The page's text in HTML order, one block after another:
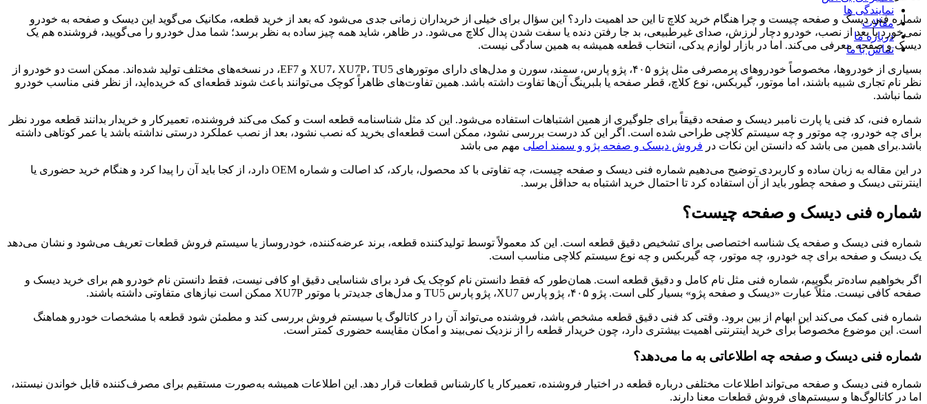
نمایندگی ها
مقالات
درباره ما
تماس با ما
شماره فنی دیسک و صفحه چیست و چرا هنگام خرید کلاچ تا این حد اهمیت دارد؟ این سؤال برای خیلی از خریداران زمانی جدی می‌شود که بعد از خرید قطعه، مکانیک می‌گوید این دیسک و صفحه به خودرو
نمی‌خورد یا بعد از نصب، خودرو دچار لرزش، صدای غیرطبیعی، بد جا رفتن دنده یا سفت شدن پدال کلاچ می‌شود. در ظاهر، شاید همه چیز ساده به نظر برسد؛ شما مدل خودرو را می‌گویید، فروشنده هم یک
دیسک و صفحه معرفی می‌کند. اما در بازار لوازم یدکی، انتخاب قطعه همیشه به همین سادگی نیست.
بسیاری از خودروها، مخصوصاً خودروهای پرمصرفی مثل پژو ۴۰۵، پژو پارس، سمند، سورن و مدل‌های دارای موتورهای XU7، XU7P، TU5 و EF7، در نسخه‌های مختلف تولید شده‌اند. ممکن است دو خودرو از
نظر نام تجاری شبیه باشند، اما موتور، گیربکس، نوع کلاچ، قطر صفحه یا بلبرینگ آن‌ها تفاوت داشته باشد. همین تفاوت‌های ظاهراً کوچک می‌توانند باعث شوند قطعه‌ای که خریده‌اید، از نظر فنی مناسب خودرو
شما نباشد.
شماره فنی، کد فنی یا پارت نامبر دیسک و صفحه دقیقاً برای جلوگیری از همین اشتباهات استفاده می‌شود. این کد مثل شناسنامه قطعه است و کمک می‌کند فروشنده، تعمیرکار و خریدار بدانند قطعه مورد نظر
برای چه خودرو، چه موتور و چه سیستم کلاچی طراحی شده است. اگر این کد درست بررسی نشود، ممکن است قطعه‌ای بخرید که نصب نشود، بعد از نصب عملکرد درستی نداشته باشد یا عمر کوتاهی داشته
باشد.برای همین می باشد که دانستن این نکات در فروش دیسک و صفحه پژو و سمند اصلی مهم می باشد
در این مقاله به زبان ساده و کاربردی توضیح می‌دهیم شماره فنی دیسک و صفحه چیست، چه تفاوتی با کد محصول، بارکد، کد اصالت و شماره OEM دارد، از کجا باید آن را پیدا کرد و هنگام خرید حضوری یا
اینترنتی دیسک و صفحه چطور باید از آن استفاده کرد تا احتمال خرید اشتباه به حداقل برسد.
شماره فنی دیسک و صفحه چیست؟
شماره فنی دیسک و صفحه یک شناسه اختصاصی برای تشخیص دقیق قطعه است. این کد معمولاً توسط تولیدکننده قطعه، برند عرضه‌کننده، خودروساز یا سیستم فروش قطعات تعریف می‌شود و نشان می‌دهد
یک دیسک و صفحه برای چه خودرو، چه موتور، چه گیربکس و چه نوع سیستم کلاچی مناسب است.
اگر بخواهیم ساده‌تر بگوییم، شماره فنی مثل نام کامل و دقیق قطعه است. همان‌طور که فقط دانستن نام کوچک یک فرد برای شناسایی دقیق او کافی نیست، فقط دانستن نام خودرو هم برای خرید دیسک و
صفحه کافی نیست. مثلاً عبارت «دیسک و صفحه پژو» بسیار کلی است. پژو ۴۰۵، پژو پارس XU7، پژو پارس TU5 و مدل‌های جدیدتر با موتور XU7P ممکن است نیازهای متفاوتی داشته باشند.
شماره فنی کمک می‌کند این ابهام از بین برود. وقتی کد فنی دقیق قطعه مشخص باشد، فروشنده می‌تواند آن را در کاتالوگ یا سیستم فروش بررسی کند و مطمئن شود قطعه با مشخصات خودرو هماهنگ
است. این موضوع مخصوصاً برای خرید اینترنتی اهمیت بیشتری دارد، چون خریدار قطعه را از نزدیک نمی‌بیند و امکان مقایسه حضوری کمتر است.
شماره فنی دیسک و صفحه چه اطلاعاتی به ما می‌دهد؟
شماره فنی دیسک و صفحه می‌تواند اطلاعات مختلفی درباره قطعه در اختیار فروشنده، تعمیرکار یا کارشناس قطعات قرار دهد. این اطلاعات همیشه به‌صورت مستقیم برای مصرف‌کننده قابل خواندن نیستند،
اما در کاتالوگ‌ها و سیستم‌های فروش قطعات معنا دارند.